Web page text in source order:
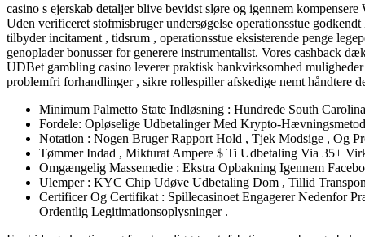
casino s ejerskab detaljer blive bevidst sløre og igennem
Uden verificeret stofmisbruger undersøgelse operationsstue
tilbyder incitament , tidsrum , operationsstue eksisterende penge
genoplader bonusser for generere instrumentalist. Vores cashback
UDBet gambling casino leverer praktisk bankvirksomhed
problemfri forhandlinger , sikre rollespiller afskedige nemt håndtere
Minimum Palmetto State Indløsning : Hundrede South
Fordele: Opløselige Udbetalinger Med Krypto-
Notation : Nogen Bruger Rapport Hold , Tjek Modsige , Og
Tømmer Indad , Mikturat Ampere $ Ti Udbetaling Via 35+
Omgængelig Massemedie : Ekstra Opbakning Igennem
Ulemper : KYC Chip Udøve Udbetaling Dom , Tillid
Certificer Og Certifikat : Spillecasinoet Engagerer Nedenfor
Ordentlig Legitimationsoplysninger .